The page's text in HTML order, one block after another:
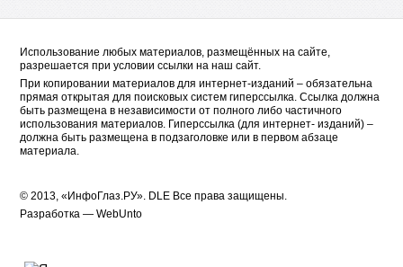
Использование любых материалов, размещённых на сайте,
разрешается при условии ссылки на наш сайт.
При копировании материалов для интернет-изданий – обязательна
прямая открытая для поисковых систем гиперссылка. Ссылка должна
быть размещена в независимости от полного либо частичного
использования материалов. Гиперссылка (для интернет- изданий) –
должна быть размещена в подзаголовке или в первом абзаце
материала.
© 2013, «ИнфоГлаз.РУ». DLE Все права защищены.
Разработка —WebUnto